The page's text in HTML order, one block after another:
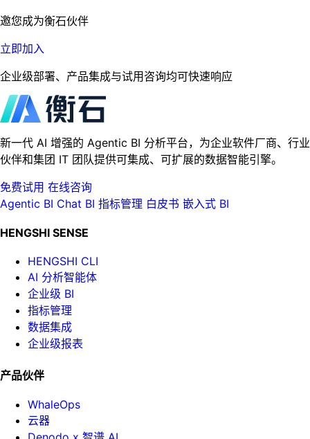
邀您成为衡石伙伴
立即加入
企业级部署、产品集成与试用咨询均可快速响应
新一代 AI 增强的 Agentic BI 分析平台，为企业软件厂商、行业
伙伴和集团 IT 团队提供可集成、可扩展的数据智能引擎。
免费试用 在线咨询
Agentic BI Chat BI 指标管理 白皮书 嵌入式 BI
HENGSHI SENSE
HENGSHI CLI
AI 分析智能体
企业级 BI
指标管理
数据集成
企业级报表
产品伙伴
WhaleOps
云器